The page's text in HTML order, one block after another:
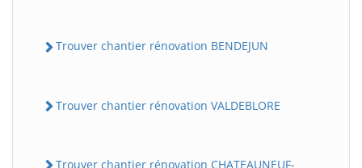
Trouver chantier rénovation BENDEJUN
Trouver chantier rénovation VALDEBLORE
Trouver chantier rénovation CHATEAUNEUF-